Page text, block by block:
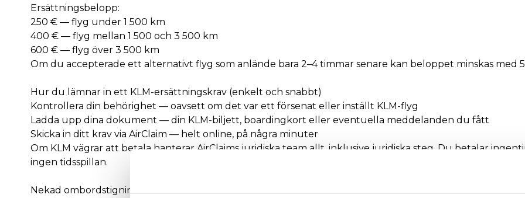
Ersättningsbelopp:
250 € — flyg under 1 500 km
400 € — flyg mellan 1 500 och 3 500 km
600 € — flyg över 3 500 km
Om du accepterade ett alternativt flyg som anlände bara 2–4 timmar senare kan beloppet minskas med
Hur du lämnar in ett KLM-ersättningskrav (enkelt och snabbt)
Kontrollera din behörighet — oavsett om det var ett försenat eller inställt KLM-flyg
Ladda upp dina dokument — din KLM-biljett, boardingkort eller eventuella meddelanden du fått
Skicka in ditt krav via AirClaim — helt online, på några minuter
Om KLM vägrar att betala hanterar AirClaims juridiska team allt, inklusive juridiska steg. Du betalar
ingen tidsspillan.
Nekad ombordstigning eller överokning på KLM?